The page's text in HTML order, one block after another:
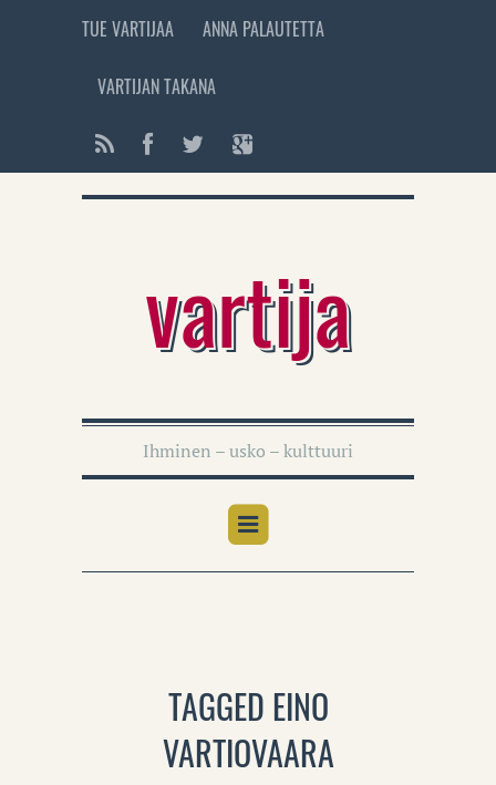
TUE VARTIJAA ANNA PALAUTETTA
VARTIJAN TAKANA
vartija
Ihminen – usko – kulttuuri
TAGGED EINO
VARTIOVAARA